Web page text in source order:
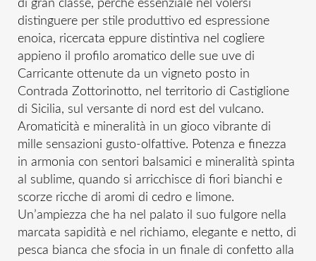
di gran classe, perché essenziale nel volersi
distinguere per stile produttivo ed espressione
enoica, ricercata eppure distintiva nel cogliere
appieno il profilo aromatico delle sue uve di
Carricante ottenute da un vigneto posto in
Contrada Zottorinotto, nel territorio di Castiglione
di Sicilia, sul versante di nord est del vulcano.
Aromaticità e mineralità in un gioco vibrante di
mille sensazioni gusto-olfattive. Potenza e finezza
in armonia con sentori balsamici e mineralità spinta
al sublime, quando si arricchisce di fiori bianchi e
scorze ricche di aromi di cedro e limone.
Un’ampiezza che ha nel palato il suo fulgore nella
marcata sapidità e nel richiamo, elegante e netto, di
pesca bianca che sfocia in un finale di confetto alla